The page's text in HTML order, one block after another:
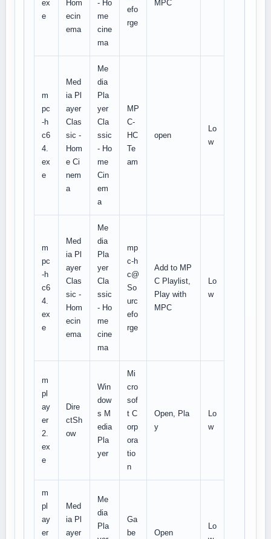
ex
e
Hom
ecin
ema
- Ho
me
cine
ma
efo
rge
MPC
m
pc
-h
c6
4.
ex
e
Med
ia Pl
ayer
Clas
sic -
Hom
e Ci
nem
a
Me
dia
Pla
yer
Cla
ssic
- Ho
me
Cin
em
a
MP
C-
HC
Te
am
open
Lo
w
m
pc
-h
c6
4.
ex
e
Med
ia Pl
ayer
Clas
sic -
Hom
ecin
ema
Me
dia
Pla
yer
Cla
ssic
- Ho
me
cine
ma
mp
c-h
c@
So
urc
efo
rge
Add to MP
C Playlist,
Play with
MPC
Lo
w
m
pl
ay
er
2.
ex
e
Dire
ctSh
ow
Win
dow
s M
edia
Pla
yer
Mi
cro
sof
t C
orp
ora
tio
n
Open, Pla
y
Lo
w
m
pl
ay
er
Med
ia Pl
ayer
Me
dia
Pla
Ga
be
Open
Lo